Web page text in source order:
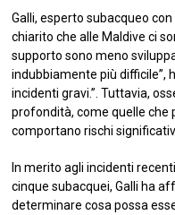
Galli, esperto subacqueo
chiarito che alle Maldive ci
supporto sono meno
indubbiamente più difficile”,
incidenti gravi.”. Tuttavia,
profondità, come quelle che
comportano rischi
In merito agli incidenti
cinque subacquei, Galli ha
determinare cosa possa